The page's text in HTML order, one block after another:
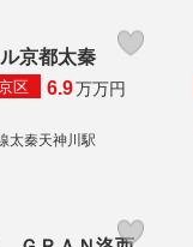
京都太秦
区 6.9万万円
太秦天神川駅